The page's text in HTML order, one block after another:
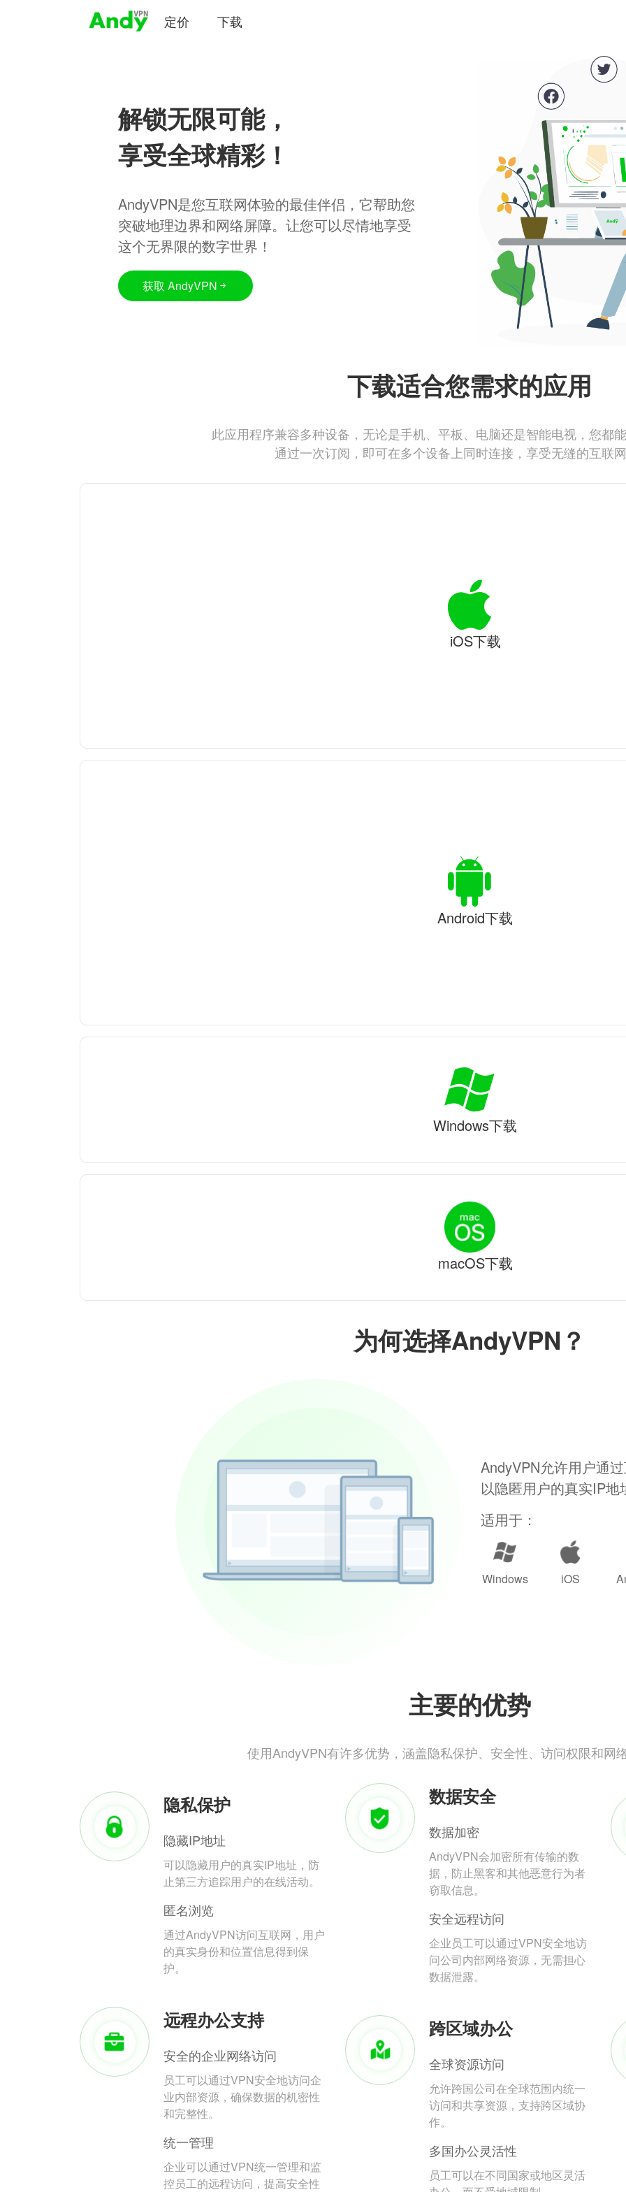
定价 下载
解锁无限可能，
享受全球精彩！
AndyVPN是您互联网体验的最佳伴侣，它帮助您
突破地理边界和网络屏障。让您可以尽情地享受
这个无界限的数字世界！
获取 AndyVPN
为何选择AndyVPN？
AndyVPN允许用户通
以隐匿用户的真实IP
适用于：
Windows iOS
主要的优势
使用AndyVPN有许多优势，涵盖隐私保护、安全性、访问权限和网
隐私保护
隐藏IP地址
可以隐藏用户的真实IP地址，防
止第三方追踪用户的在线活动。
匿名浏览
通过AndyVPN访问互联网，用户
的真实身份和位置信息得到保
护。
数据安全
数据加密
AndyVPN会加密所有传输的数
据，防止黑客和其他恶意行为者
窃取信息。
安全远程访问
企业员工可以通过VPN安全地访
问公司内部网络资源，无需担心
数据泄露。
远程办公支持
安全的企业网络访问
员工可以通过VPN安全地访问企
业内部资源，确保数据的机密性
和完整性。
统一管理
企业可以通过VPN统一管理和监
控员工的远程访问，提高安全性
跨区域办公
全球资源访问
允许跨国公司在全球范围内统一
访问和共享资源，支持跨区域协
作。
多国办公灵活性
员工可以在不同国家或地区灵活
下载适合您需求的应用
此应用程序兼容多种设备，无论是手机、平板、电脑还是智能电视，您都
通过一次订阅，即可在多个设备上同时连接，享受无缝的互联
iOS下载
Android下载
Windows下载
macOS下载